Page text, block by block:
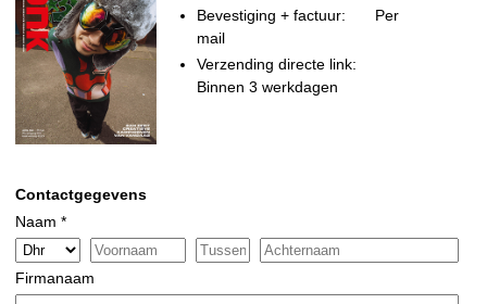
Bevestiging + factuur:
Per
mail
Verzending directe link:
Binnen 3 werkdagen
Contactgegevens
Naam *
Firmanaam